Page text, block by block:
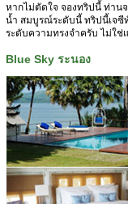
หากไม่ตัดใจ จองทริปนี้ ท่าน
น้ำ สมบูรณ์ระดับนี้ ทริปนี้เจซี
ระดับความทรงจำครับ ไม่ใช่
Blue Sky ระนอง